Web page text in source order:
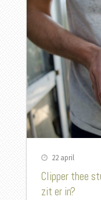
22 april
Clipper thee
zit er in?